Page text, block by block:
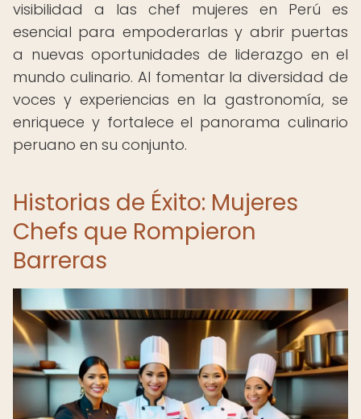
visibilidad a las chef mujeres en Perú es
esencial para empoderarlas y abrir puertas
a nuevas oportunidades de liderazgo en el
mundo culinario. Al fomentar la diversidad de
voces y experiencias en la gastronomía, se
enriquece y fortalece el panorama culinario
peruano en su conjunto.
Historias de Éxito: Mujeres
Chefs que Rompieron
Barreras